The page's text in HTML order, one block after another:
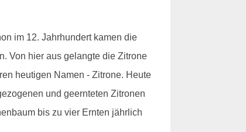
im 12. Jahrhundert kamen die
Von hier aus gelangte die Zitrone
heutigen Namen - Zitrone. Heute
und geernteten Zitronen
bis zu vier Ernten jährlich